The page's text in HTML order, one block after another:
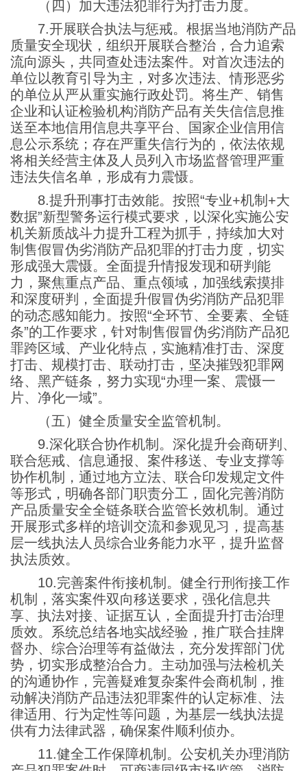
（四）加大违法犯罪行为打击力度。
7.开展联合执法与惩戒。根据当地消防产品
质量安全现状，组织开展联合整治，合力追索
流向源头，共同查处违法案件。对首次违法的
单位以教育引导为主，对多次违法、情形恶劣
的单位从严从重实施行政处罚。将生产、销售
企业和认证检验机构消防产品有关失信信息推
送至本地信用信息共享平台、国家企业信用信
息公示系统；存在严重失信行为的，依法依规
将相关经营主体及人员列入市场监督管理严重
违法失信名单，形成有力震慑。
8.提升刑事打击效能。按照“专业+机制+大
数据”新型警务运行模式要求，以深化实施公安
机关新质战斗力提升工程为抓手，持续加大对
制售假冒伪劣消防产品犯罪的打击力度，切实
形成强大震慑。全面提升情报发现和研判能
力，聚焦重点产品、重点领域，加强线索摸排
和深度研判，全面提升假冒伪劣消防产品犯罪
的动态感知能力。按照“全环节、全要素、全链
条”的工作要求，针对制售假冒伪劣消防产品犯
罪跨区域、产业化特点，实施精准打击、深度
打击、规模打击、联动打击，坚决摧毁犯罪网
络、黑产链条，努力实现“办理一案、震慑一
片、净化一域”。
（五）健全质量安全监管机制。
9.深化联合协作机制。深化提升会商研判、
联合惩戒、信息通报、案件移送、专业支撑等
协作机制，通过地方立法、联合印发规定文件
等形式，明确各部门职责分工，固化完善消防
产品质量安全全链条联合监管长效机制。通过
开展形式多样的培训交流和参观见习，提高基
层一线执法人员综合业务能力水平，提升监督
执法质效。
10.完善案件衔接机制。健全行刑衔接工作
机制，落实案件双向移送要求，强化信息共
享、执法对接、证据互认，全面提升打击治理
质效。系统总结各地实战经验，推广联合挂牌
督办、综合治理等有益做法，充分发挥部门优
势，切实形成整治合力。主动加强与法检机关
的沟通协作，完善疑难复杂案件会商机制，推
动解决消防产品违法犯罪案件的认定标准、法
律适用、行为定性等问题，为基层一线执法提
供有力法律武器，确保案件顺利侦办。
11.健全工作保障机制。公安机关办理消防